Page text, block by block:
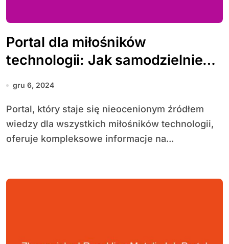
Portal dla miłośników
technologii: Jak samodzielnie
naprawiać komputery?
gru 6, 2024
Portal, który staje się nieocenionym źródłem
wiedzy dla wszystkich miłośników technologii,
oferuje kompleksowe informacje na...